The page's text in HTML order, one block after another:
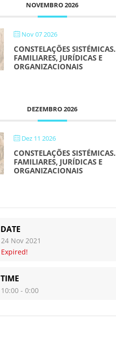
NOVEMBRO 2026
Nov 07 2026
CONSTELAÇÕES SISTÉMICAS.
FAMILIARES, JURÍDICAS E
ORGANIZACIONAIS
DEZEMBRO 2026
Dez 11 2026
CONSTELAÇÕES SISTÉMICAS.
FAMILIARES, JURÍDICAS E
ORGANIZACIONAIS
DATE
24 Nov 2021
Expired!
TIME
10:00 - 0:00